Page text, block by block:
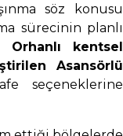
söz konusu
sürecinin planlı
Orhanlı kentsel
Asansörlü
seçeneklerine